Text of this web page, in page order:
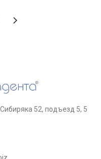
52, подъезд 5, 5